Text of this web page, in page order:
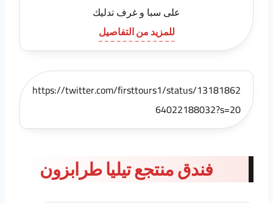
على سبا و غرف تدليك
للمزيد من التفاصيل
https://twitter.com/firsttours1/status/13181862
64022188032?s=20
فندق منتجع تيليا طرابزون